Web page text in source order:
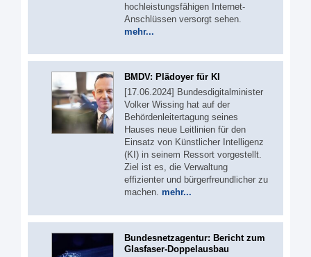
hochleistungsfähigen Internet-
Anschlüssen versorgt sehen.
mehr...
BMDV: Plädoyer für KI
[17.06.2024] Bundesdigitalminister
Volker Wissing hat auf der
Behördenleitertagung seines
Hauses neue Leitlinien für den
Einsatz von Künstlicher Intelligenz
(KI) in seinem Ressort vorgestellt.
Ziel ist es, die Verwaltung
effizienter und bürgerfreundlicher zu
machen. mehr...
Bundesnetzagentur: Bericht zum
Glasfaser-Doppelausbau